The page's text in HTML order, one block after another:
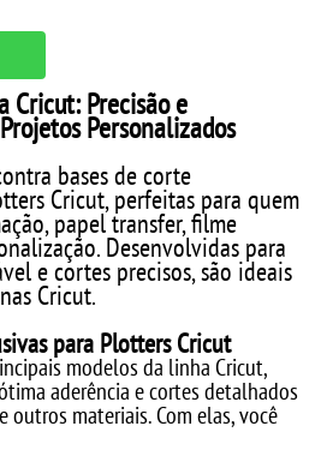
Cricut: Precisão e
Personalizados
bases de corte
Cricut, perfeitas para quem
papel transfer, filme
Desenvolvidas para
e cortes precisos, são ideais
Cricut.
para Plotters Cricut
modelos da linha Cricut,
aderência e cortes detalhados
outros materiais. Com elas, você